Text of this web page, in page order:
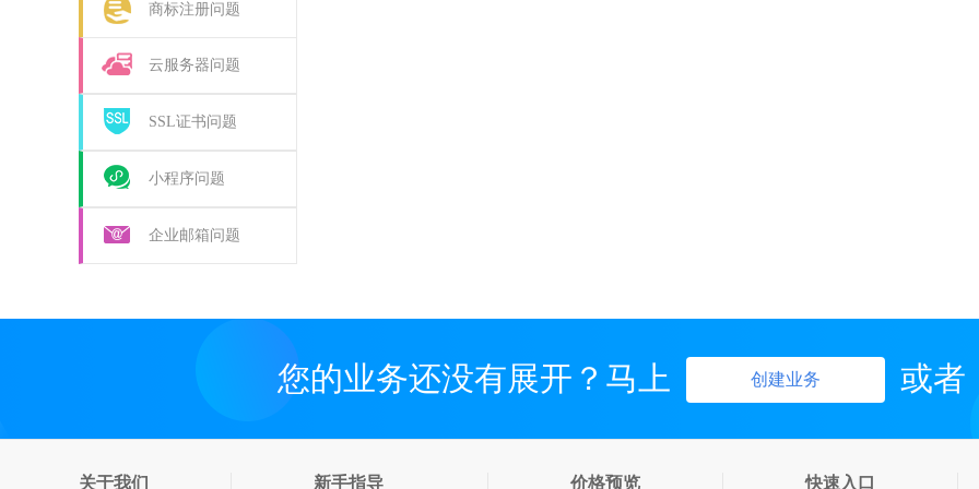
商标注册问题
云服务器问题
SSL证书问题
小程序问题
企业邮箱问题
您的业务还没有展开？马上 创建业务 或者
关于我们 新手指导 价格预览 快速入口